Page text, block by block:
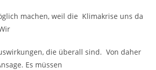
machen, weil die Klimakrise uns da
die überall sind. Von daher
Es müssen